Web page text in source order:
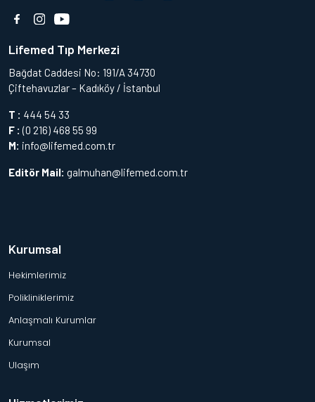
Lifemed Tıp Merkezi
Bağdat Caddesi No: 191/A 34730
Çiftehavuzlar – Kadıköy / İstanbul
T : 444 54 33
F : (0 216) 468 55 99
M: info@lifemed.com.tr
Editör Mail: galmuhan@lifemed.com.tr
Kurumsal
Hekimlerimiz
Polikliniklerimiz
Anlaşmalı Kurumlar
Kurumsal
Ulaşım